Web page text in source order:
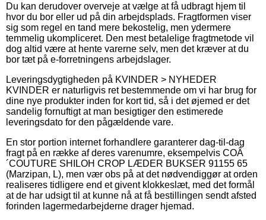
Du kan derudover overveje at vælge at få udbragt hjem til
hvor du bor eller ud på din arbejdsplads. Fragtformen viser
sig som regel en tand mere bekostelig, men ydermere
temmelig ukompliceret. Den mest betalelige fragtmetode vil
dog altid være at hente varerne selv, men det kræver at du
bor tæt på e-forretningens arbejdslager.
Leveringsdygtigheden på KVINDER > NYHEDER
KVINDER er naturligvis ret bestemmende om vi har brug for
dine nye produkter inden for kort tid, så i det øjemed er det
sandelig fornuftigt at man besigtiger den estimerede
leveringsdato for den pågældende vare.
En stor portion internet forhandlere garanterer dag-til-dag
fragt på en række af deres varenumre, eksempelvis COÂ
´COUTURE SHILOH CROP LÆDER BUKSER 91155 65
(Marzipan, L), men vær obs på at det nødvendiggør at orden
realiseres tidligere end et givent klokkeslæt, med det formål
at de har udsigt til at kunne nå at få bestillingen sendt afsted
forinden lagermedarbejderne drager hjemad.